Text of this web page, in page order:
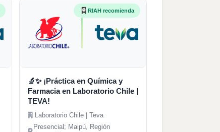
RIAH recomienda
🔬✨ ¡Práctica en Química y
Farmacia en Laboratorio Chile |
TEVA!
Laboratorio Chile | Teva
Presencial; Maipú, Región